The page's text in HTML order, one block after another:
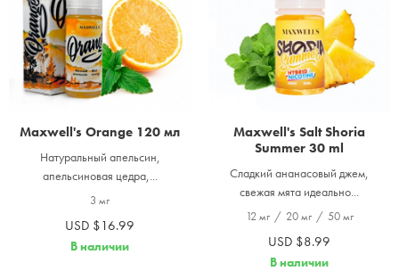
Maxwell's Orange 120 мл
Натуральный апельсин,
апельсиновая цедра,...
3 мг
USD $16.99
В наличии
Maxwell's Salt Shoria
Summer 30 ml
Сладкий ананасовый джем,
свежая мята идеально...
12 мг / 20 мг / 50 мг
USD $8.99
В наличии